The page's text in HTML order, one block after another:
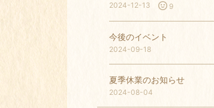
2024-12-13 9
今後のイベント
2024-09-18
夏季休業のお知らせ
2024-08-04